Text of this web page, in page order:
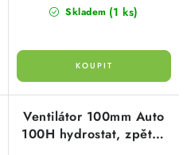
Skladem (1 ks)
Ventilátor 100mm Auto
100H hydrostat, zpětná